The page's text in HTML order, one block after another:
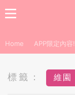
Home APP限定內容!
標籤： 維園